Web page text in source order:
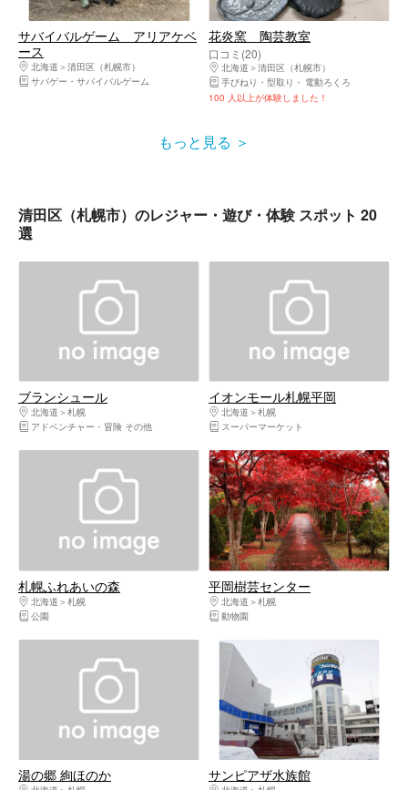
サバイバルゲーム アリアケベ
ース
北海道
清田区（札幌市）
サバゲー・サバイバルゲーム
花炎窯 陶芸教室
口コミ(20)
北海道
清田区（札幌市）
手びねり・型取り
電動ろくろ
100 人以上が体験しました！
もっと見る
清田区（札幌市）のレジャー・遊び・体験 スポット 20
選
ブランシュール
北海道
札幌
アドベンチャー・冒険 その他
イオンモール札幌平岡
北海道
札幌
スーパーマーケット
札幌ふれあいの森
北海道
札幌
公園
平岡樹芸センター
北海道
札幌
動物園
湯の郷 絢ほのか サンピアザ水族館